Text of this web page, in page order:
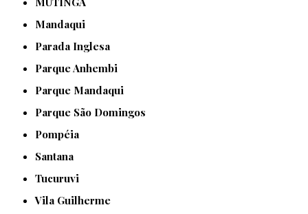
Mandaqui
Parada Inglesa
Parque Anhembi
Parque Mandaqui
Parque São Domingos
Pompéia
Santana
Tucuruvi
Vila Guilherme